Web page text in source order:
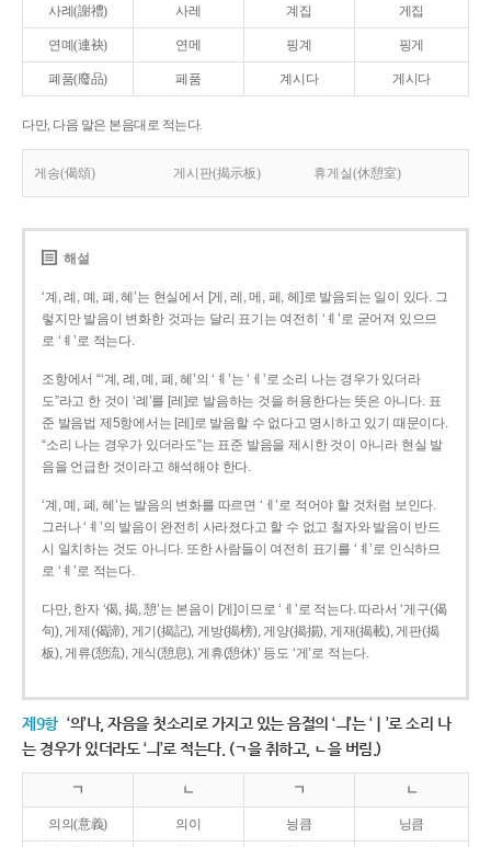
사례(謝禮) 사레 계집 게집
연몌(連袂) 연메 핑계 핑게
폐품(廢品) 페품 계시다 게시다
다만, 다음 말은 본음대로 적는다.
게송(偈頌) 게시판(揭示板) 휴게실(休憩室)
해설
‘계, 례, 몌, 폐, 혜’는 현실에서 [게, 레, 메, 페, 헤]로 발음되는 일이 있다. 그
렇지만 발음이 변화한 것과는 달리 표기는 여전히 ‘ㅖ’로 굳어져 있으므
로 ‘ㅖ’로 적는다.
조항에서 “‘계, 례, 몌, 폐, 혜’의 ‘ㅖ’는 ‘ㅔ’로 소리 나는 경우가 있더라
도”라고 한 것이 ‘례’를 [레]로 발음하는 것을 허용한다는 뜻은 아니다. 표
준 발음법 제5항에서는 [레]로 발음할 수 없다고 명시하고 있기 때문이다.
“소리 나는 경우가 있더라도”는 표준 발음을 제시한 것이 아니라 현실 발
음을 언급한 것이라고 해석해야 한다.
‘계, 몌, 폐, 혜’는 발음의 변화를 따르면 ‘ㅔ’로 적어야 할 것처럼 보인다.
그러나 ‘ㅖ’의 발음이 완전히 사라졌다고 할 수 없고 철자와 발음이 반드
시 일치하는 것도 아니다. 또한 사람들이 여전히 표기를 ‘ㅖ’로 인식하므
로 ‘ㅖ’로 적는다.
다만, 한자 ‘偈, 揭, 憩’는 본음이 [게]이므로 ‘ㅔ’로 적는다. 따라서 ‘게구(偈
句), 게제(偈諦), 게기(揭記), 게방(揭榜), 게양(揭揚), 게재(揭載), 게판(揭
板), 게류(憩流), 게식(憩息), 게휴(憩休)’ 등도 ‘게’로 적는다.
제9항 ‘의’나, 자음을 첫소리로 가지고 있는 음절의 ‘ㅢ’는 ‘ㅣ’로 소리 나
는 경우가 있더라도 ‘ㅢ’로 적는다. (ㄱ을 취하고, ㄴ을 버림.)
ㄱ ㄴ ㄱ ㄴ
의의(意義) 의이 닁큼 닝큼